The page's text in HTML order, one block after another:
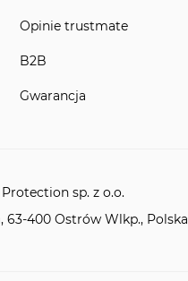
Opinie trustmate
B2B
Gwarancja
sp. z o.o.
63-400 Ostrów Wlkp., Polska